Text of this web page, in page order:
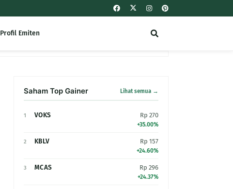
Profil Emiten
Saham Top Gainer Lihat semua →
1 VOKS Rp 270
+35.00%
2 KBLV Rp 157
+24.60%
3 MCAS Rp 296
+24.37%